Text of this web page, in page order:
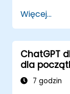
zostaną
metody
wyników
AI.
kampanii z
●
●
●
Więcej...
ChatGPT
dla
7 godzin